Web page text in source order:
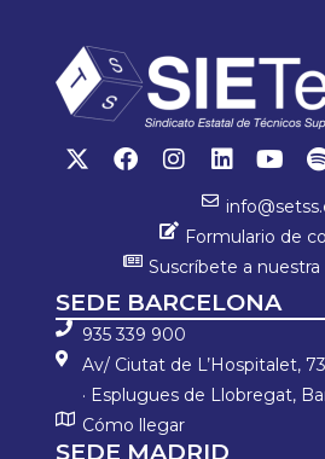
Formulario de
Suscríbete a
SEDE BARCELONA
935 339 900
Av/ Ciutat de L’Hospitalet,
· Esplugues de Llobregat,
Cómo llegar
SEDE MADRID